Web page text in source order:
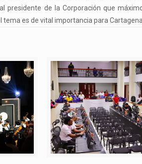
presidente de la Corporación que
es de vital importancia para Cartagena.